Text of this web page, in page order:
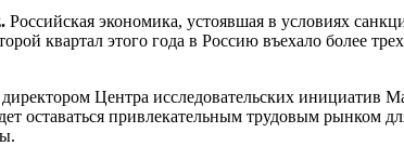
Российская экономика, устоявшая в условиях
квартал этого года в Россию въехало более
Центра исследовательских инициатив
оставаться привлекательным трудовым рынком